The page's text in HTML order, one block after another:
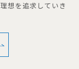
想を追求していき